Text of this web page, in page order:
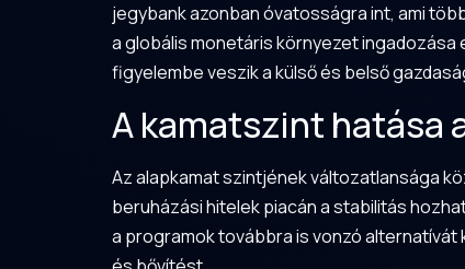
jegybank azonban óvatosságra int, ami
a globális monetáris környezet
figyelembe veszik a külső és belső
A kamatszint hatása
Az alapkamat szintjének változatlansága
beruházási hitelek piacán a stabilitás
a programok továbbra is vonzó